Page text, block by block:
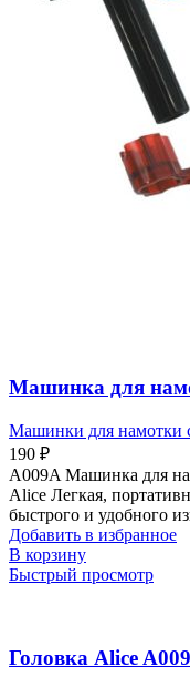
Машинка для
Машинки для намотки
190 ₽
A009A Машинка для
Alice Легкая,
быстрого и удобного
Добавить в избранное
В корзину
Быстрый просмотр
Головка Alice